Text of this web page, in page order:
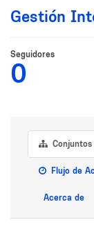
Gestión
Seguidores
0
Flujo de
Acerca de